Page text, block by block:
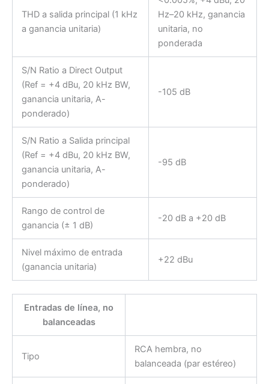
THD a salida principal (1 kHz
a ganancia unitaria)
Hz–20 kHz, ganancia
unitaria, no
ponderada
S/N Ratio a Direct Output
(Ref = +4 dBu, 20 kHz BW,
ganancia unitaria, A-
ponderado)
-105 dB
S/N Ratio a Salida principal
(Ref = +4 dBu, 20 kHz BW,
ganancia unitaria, A-
ponderado)
-95 dB
Rango de control de
ganancia (± 1 dB)
-20 dB a +20 dB
Nivel máximo de entrada
(ganancia unitaria)
+22 dBu
Entradas de línea, no
balanceadas
Tipo
RCA hembra, no
balanceada (par estéreo)